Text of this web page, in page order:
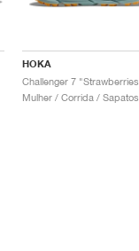
HOKA
Mulher / Corrida / Sapatos